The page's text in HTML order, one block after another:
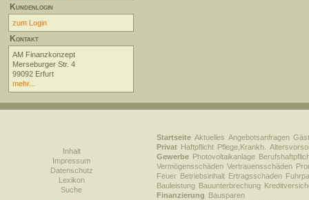
Kundenlogin
zum Login
Kontakt
AM Finanzkonzept
Merseburger Str. 4
99092 Erfurt
mehr...
Inhalt
Impressum
Datenschutz
Lexikon
Suche
Startseite Aktuelles Angebotsanfragen
Privat Haftpflicht Pflege,Krankh.
Gewerbe Photovoltaikanlage
Vermögensschäden Vertrauensschäden
Feuer Betriebsinhalt Ertragsschaden
Bauleistung Bauunterbrechung
Finanzierung Bausparen